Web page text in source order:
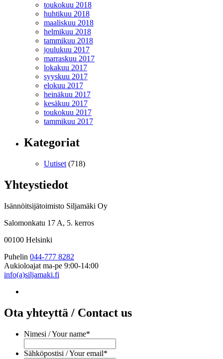
toukokuu 2018
huhtikuu 2018
maaliskuu 2018
helmikuu 2018
tammikuu 2018
joulukuu 2017
marraskuu 2017
lokakuu 2017
syyskuu 2017
elokuu 2017
heinäkuu 2017
kesäkuu 2017
toukokuu 2017
tammikuu 2017
Kategoriat
Uutiset (718)
Yhteystiedot
Isännöitsijätoimisto Siljamäki Oy
Salomonkatu 17 A, 5. kerros
00100 Helsinki
Puhelin 044-777 8282
Aukioloajat ma-pe 9:00-14:00
info(a)siljamaki.fi
Ota yhteyttä / Contact us
Nimesi / Your name*
Sähköpostisi / Your email*